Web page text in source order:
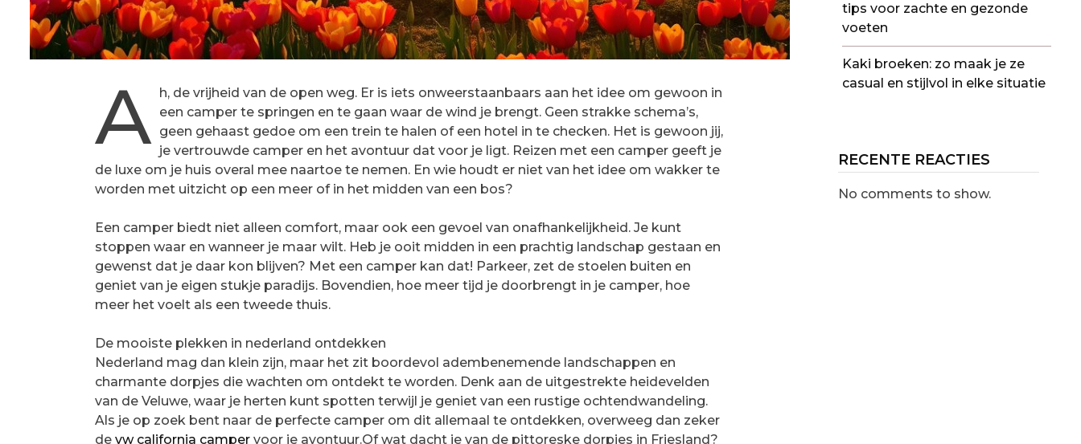
tips voor zachte en gezonde
voeten
Kaki broeken: zo maak je ze
casual en stijlvol in elke situatie
RECENTE REACTIES
No comments to show.
A
h, de vrijheid van de open weg. Er is iets onweerstaanbaars aan het idee om gewoon in
een camper te springen en te gaan waar de wind je brengt. Geen strakke schema’s,
geen gehaast gedoe om een trein te halen of een hotel in te checken. Het is gewoon jij,
je vertrouwde camper en het avontuur dat voor je ligt. Reizen met een camper geeft je
de luxe om je huis overal mee naartoe te nemen. En wie houdt er niet van het idee om wakker te
worden met uitzicht op een meer of in het midden van een bos?
Een camper biedt niet alleen comfort, maar ook een gevoel van onafhankelijkheid. Je kunt
stoppen waar en wanneer je maar wilt. Heb je ooit midden in een prachtig landschap gestaan en
gewenst dat je daar kon blijven? Met een camper kan dat! Parkeer, zet de stoelen buiten en
geniet van je eigen stukje paradijs. Bovendien, hoe meer tijd je doorbrengt in je camper, hoe
meer het voelt als een tweede thuis.
De mooiste plekken in nederland ontdekken
Nederland mag dan klein zijn, maar het zit boordevol adembenemende landschappen en
charmante dorpjes die wachten om ontdekt te worden. Denk aan de uitgestrekte heidevelden
van de Veluwe, waar je herten kunt spotten terwijl je geniet van een rustige ochtendwandeling.
Als je op zoek bent naar de perfecte camper om dit allemaal te ontdekken, overweeg dan zeker
devw california camper voor je avontuur.Of wat dacht je van de pittoreske dorpjes in Friesland?